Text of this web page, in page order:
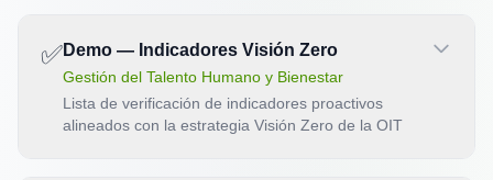
✅Demo — Indicadores Visión Zero
Gestión del Talento Humano y Bienestar
Lista de verificación de indicadores proactivos
alineados con la estrategia Visión Zero de la OIT